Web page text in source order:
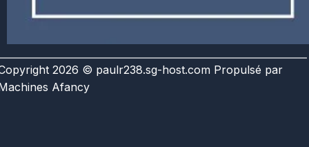
2026 © paulr238.sg-host.com Propulsé par
Afancy